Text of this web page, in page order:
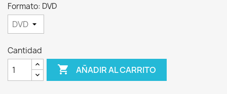
Formato: DVD
Cantidad
 AÑADIR AL CARRITO